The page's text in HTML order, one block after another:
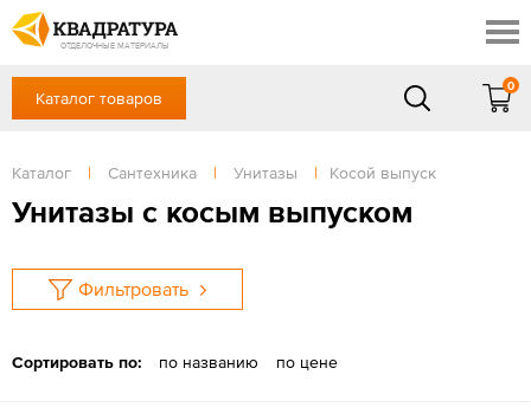
ОТДЕЛОЧНЫЕ МАТЕРИАЛЫ
Профи
Контакты
Доставка и оплата
Выставочный зал
Готовые решения
Отзывы
+7 (383) 209-98-97
Сб, Вс — выходной
ЗАКАЗАТЬ ЗВОНОК
Вход / Регистрация
Каталог товаров
0
Каталог | Сантехника | Унитазы | Косой выпуск
Унитазы с косым выпуском
Фильтровать
Сортировать по: по названию по цене